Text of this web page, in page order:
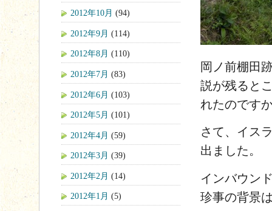
岡ノ前棚田
説が残ると
れたのです
さて、イス
出ました。
インバウン
珍事の背景
2012年10月 (94)
2012年9月 (114)
2012年8月 (110)
2012年7月 (83)
2012年6月 (103)
2012年5月 (101)
2012年4月 (59)
2012年3月 (39)
2012年2月 (14)
2012年1月 (5)